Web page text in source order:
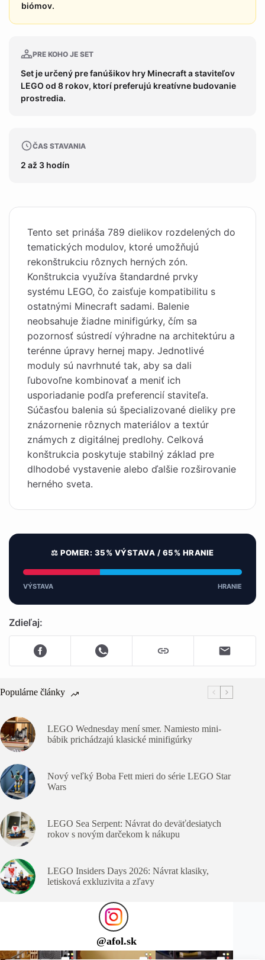
biómov.
PRE KOHO JE SET
Set je určený pre fanúšikov hry Minecraft a staviteľov
LEGO od 8 rokov, ktorí preferujú kreatívne budovanie
prostredia.
ČAS STAVANIA
2 až 3 hodín
Tento set prináša 789 dielikov rozdelených do
tematických modulov, ktoré umožňujú
rekonštrukciu rôznych herných zón.
Konštrukcia využíva štandardné prvky
systému LEGO, čo zaisťuje kompatibilitu s
ostatnými Minecraft sadami. Balenie
neobsahuje žiadne minifigúrky, čím sa
pozornosť sústredí výhradne na architektúru a
terénne úpravy hernej mapy. Jednotlivé
moduly sú navrhnuté tak, aby sa dali
ľubovoľne kombinovať a meniť ich
usporiadanie podľa preferencií staviteľa.
Súčasťou balenia sú špecializované dieliky pre
znázornenie rôznych materiálov a textúr
známych z digitálnej predlohy. Celková
konštrukcia poskytuje stabilný základ pre
dlhodobé vystavenie alebo ďalšie rozširovanie
herného sveta.
⚖️ POMER: 35% VÝSTAVA / 65% HRANIE
VÝSTAVA HRANIE
Zdieľaj:
Populárne články
LEGO Wednesday mení smer. Namiesto mini-
bábik prichádzajú klasické minifigúrky
Nový veľký Boba Fett mieri do série LEGO Star
Wars
LEGO Sea Serpent: Návrat do deväťdesiatych
rokov s novým darčekom k nákupu
LEGO Insiders Days 2026: Návrat klasiky,
letisková exkluzivita a zľavy
@afol.sk